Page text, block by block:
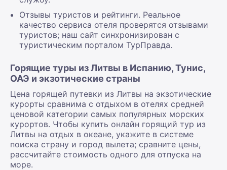
Отзывы туристов и рейтинги. Реальное
качество сервиса отеля проверятся отзывами
туристов; наш сайт синхронизирован с
туристическим порталом ТурПравда.
Горящие туры из Литвы в Испанию, Тунис,
ОАЭ и экзотические страны
Цена горящей путевки из Литвы на экзотические
курорты сравнима с отдыхом в отелях средней
ценовой категории самых популярных морских
курортов. Чтобы купить онлайн горящий тур из
Литвы на отдых в океане, укажите в системе
поиска страну и город вылета; сравните цены,
рассчитайте стоимость одного для отпуска на
море.